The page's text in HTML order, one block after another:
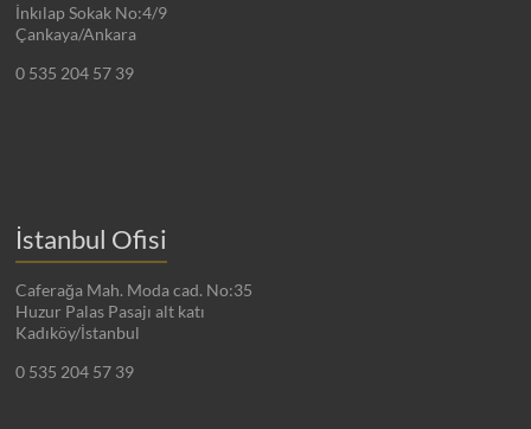
İnkılap Sokak No:4/9
Çankaya/Ankara
0 535 204 57 39
İstanbul Ofisi
Caferağa Mah. Moda cad. No:35
Huzur Palas Pasajı alt katı
Kadıköy/İstanbul
0 535 204 57 39